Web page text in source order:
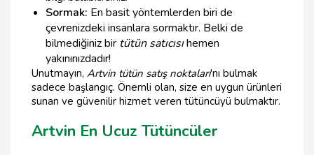
Sormak: En basit yöntemlerden biri de
çevrenizdeki insanlara sormaktır. Belki de
bilmediğiniz bir tütün satıcısıhemen
yakınınızdadır!
Unutmayın, Artvin tütün satış noktaları'nı bulmak
sadece başlangıç. Önemli olan, size en uygun ürünleri
sunan ve güvenilir hizmet veren tütüncüyü bulmaktır.
Artvin En Ucuz Tütüncüler